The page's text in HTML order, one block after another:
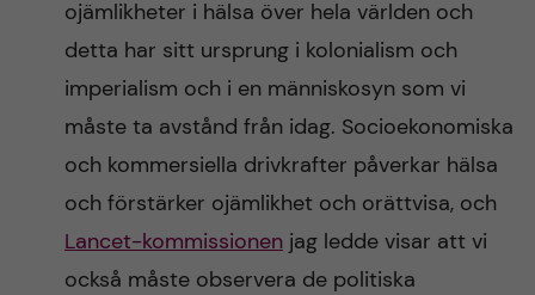
ojämlikheter i hälsa över hela världen och
detta har sitt ursprung i kolonialism och
imperialism och i en människosyn som vi
måste ta avstånd från idag. Socioekonomiska
och kommersiella drivkrafter påverkar hälsa
och förstärker ojämlikhet och orättvisa, och
Lancet-kommissionenjag ledde visar att vi
också måste observera de politiska